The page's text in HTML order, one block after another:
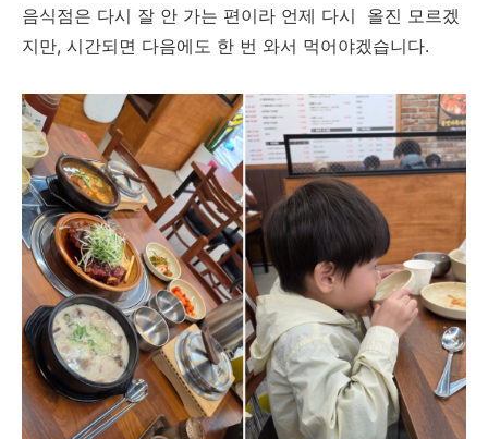
음식점은 다시 잘 안 가는 편이라 언제 다시 올진 모르겠
지만, 시간되면 다음에도 한 번 와서 먹어야겠습니다.